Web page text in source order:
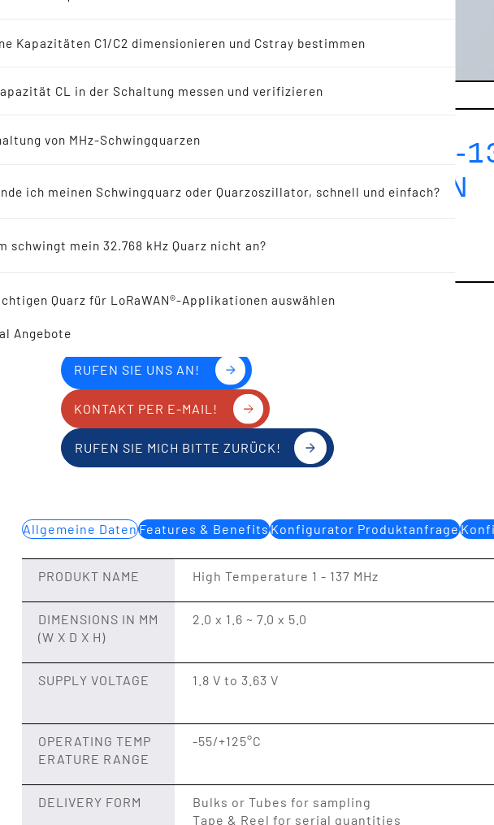
kHz Lösungen
Angebote
Kapazitäten C1/C2 dimensionieren und Cstray bestimmen
CL in der Schaltung messen und verifizieren
von MHz-Schwingquarzen
ich meinen Schwingquarz oder Quarzoszillator, schnell und einfach?
schwingt mein 32.768 kHz Quarz nicht an?
Quarz für LoRaWAN®-Applikationen auswählen
SMD WIDEST TEMPERATURE 1-
MHz SILIZIUM OSZILLATOREN
RUFEN SIE UNS AN!
KONTAKT PER E-MAIL!
RUFEN SIE MICH BITTE ZURÜCK!
Allgemeine DatenFeatures & BenefitsKonfigurator Produktanfrage
PRODUKT NAME High Temperature 1 - 137 MHz
DIMENSIONS IN MM
(W X D X H)
2.0 x 1.6 ~ 7.0 x 5.0
SUPPLY VOLTAGE 1.8 V to 3.63 V
OPERATING TEMP
ERATURE RANGE
-55/+125°C
DELIVERY FORM
Bulks or Tubes for sampling
Tape & Reel for serial quantities